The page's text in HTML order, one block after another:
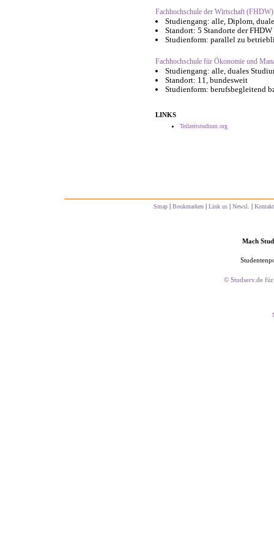
Fachhochschule der Wirtschaft (FHDW)
Studiengang: alle, Diplom,
Standort: 5 Standorte der
Studienform: parallel zu
Fachhochschule für Ökonomie und
Studiengang: alle, duales
Standort: 11, bundesweit
Studienform: berufsbegleitend
LINKS
Teilzeitstudium.org
Smap | Bookmarken | Link us | Newsl. | Kontakt
Mach
© Studserv.de für